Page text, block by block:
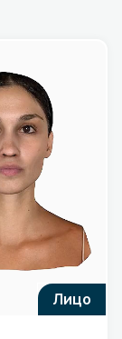
лицо